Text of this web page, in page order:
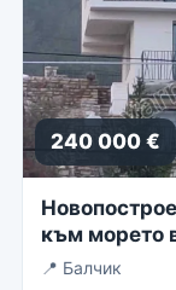
240 000 €
към морето
📍 Балчик